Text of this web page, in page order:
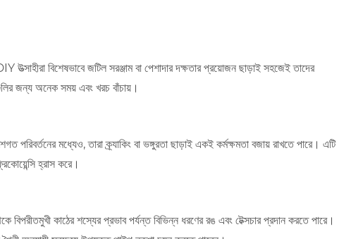
বিশেষভাবে জটিল সরঞ্জাম বা পেশাদার দক্ষতার প্রয়োজন ছাড়াই সহজেই তাদের
জন্য অনেক সময় এবং খরচ বাঁচায়।
পরিবর্তনের মধ্যেও, তারা ক্র্যাকিং বা ভঙ্গুরতা ছাড়াই একই কর্মক্ষমতা বজায় রাখতে পারে। এটি
হ্রাস করে।
কাঠের শস্যের প্রভাব পর্যন্ত বিভিন্ন ধরণের রঙ এবং টেক্সচার প্রদান করতে পারে।